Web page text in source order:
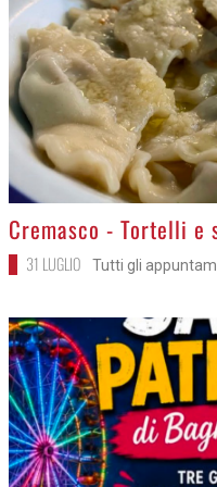
>
Cremasco - Tortelli e
31 LUGLIO Tutti gli